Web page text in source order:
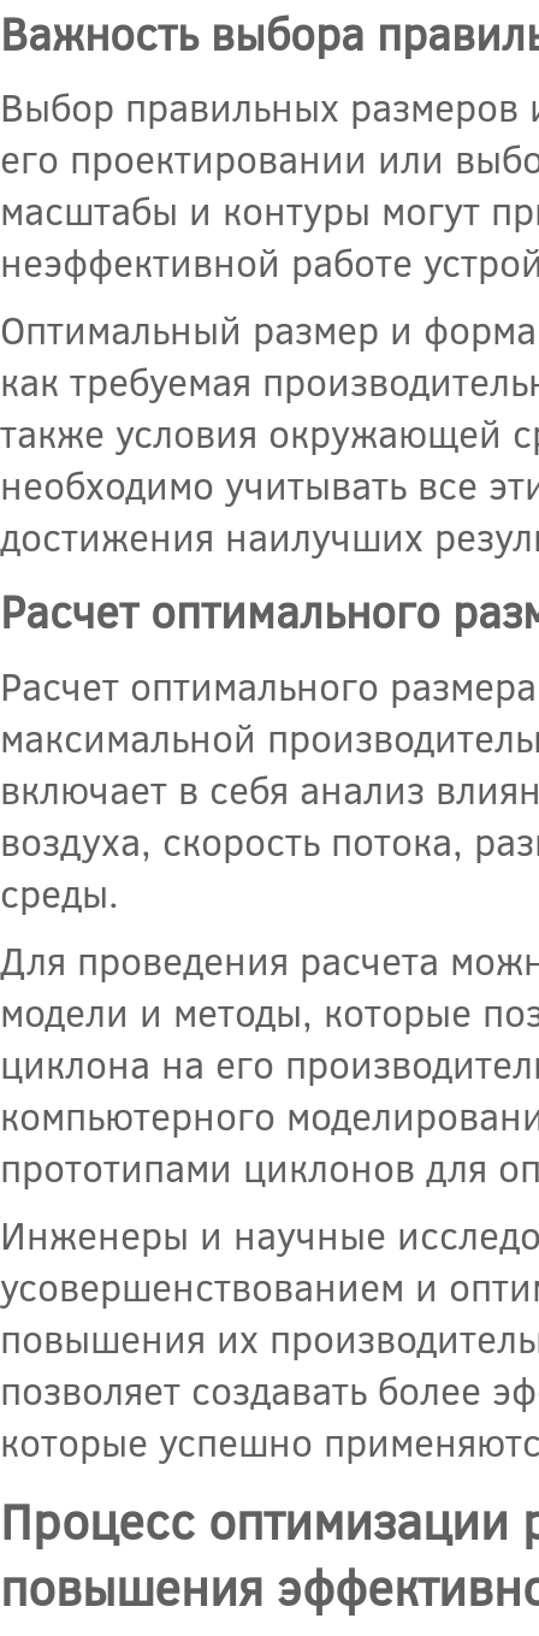
Важность выбора
Выбор правильных размеров
его проектировании или
масштабы и контуры могут
неэффективной работе
Оптимальный размер и
как требуемая
также условия окружающей
необходимо учитывать все
достижения наилучших
Расчет оптимального
Расчет оптимального
максимальной
включает в себя анализ
воздуха, скорость потока,
среды.
Для проведения расчета
модели и методы, которые
циклона на его
компьютерного
прототипами циклонов для
Инженеры и научные
усовершенствованием и
повышения их
позволяет создавать более
которые успешно
Процесс
повышения